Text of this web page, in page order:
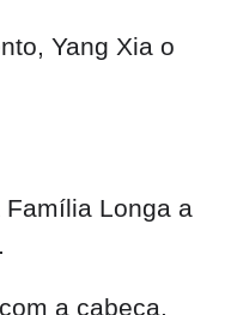
Yang Xia o
Família Longa a
a cabeça.